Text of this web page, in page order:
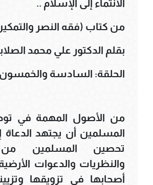
الانتماء إلى الإسلام ..
من كتاب (فقه النصر
بقلم الدكتور علي محمد
الحلقة: السادسة والخمسون
من الأصول المهمة في
المسلمين أن يجتهد الدعاة
تحصين المسلمين من
والنظريات والدعوات
أصحابها في تزويقها